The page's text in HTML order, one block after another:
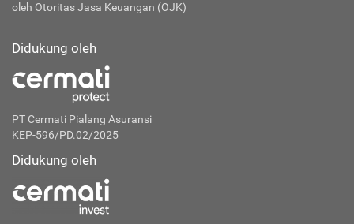
oleh Otoritas Jasa Keuangan (OJK)
Didukung oleh
PT Cermati Pialang Asuransi
KEP-596/PD.02/2025
Didukung oleh